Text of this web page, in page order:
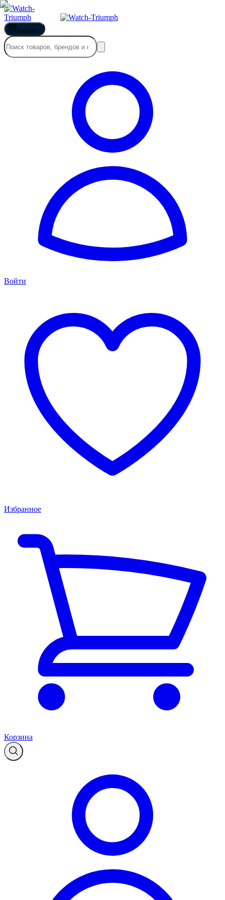
Каталог
Войти
Избранное
Корзина